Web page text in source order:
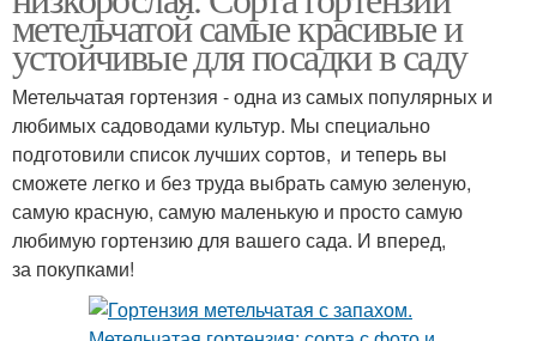
метельчатой самые красивые и
устойчивые для посадки в саду
Метельчатая гортензия - одна из самых популярных и
любимых садоводами культур. Мы специально
подготовили список лучших сортов, и теперь вы
сможете легко и без труда выбрать самую зеленую,
самую красную, самую маленькую и просто самую
любимую гортензию для вашего сада. И вперед,
за покупками!